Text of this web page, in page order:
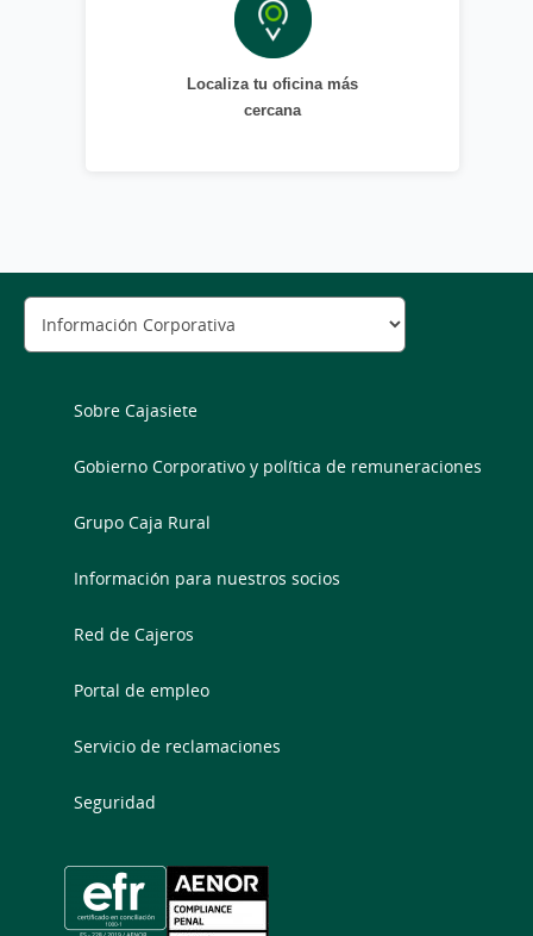
Localiza tu oficina más
cercana
Sobre Cajasiete
Gobierno Corporativo y política de remuneraciones
Grupo Caja Rural
Información para nuestros socios
Red de Cajeros
Portal de empleo
Servicio de reclamaciones
Seguridad